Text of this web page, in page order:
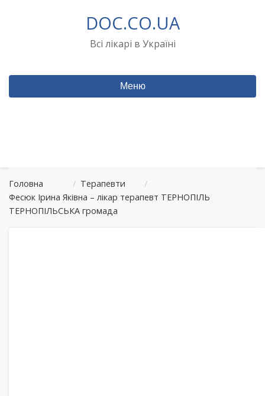
DOC.CO.UA
Всі лікарі в Україні
Меню
Головна / Терапевти
/
Фесюк Ірина Яківна – лікар терапевт ТЕРНОПІЛЬ
ТЕРНОПІЛЬСЬКА громада